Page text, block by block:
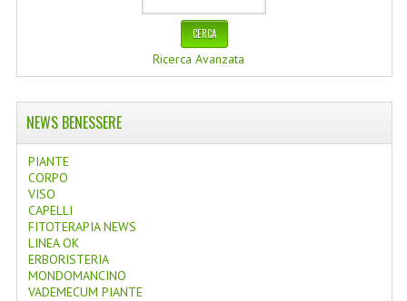
Ricerca Avanzata
NEWS BENESSERE
PIANTE
CORPO
VISO
CAPELLI
FITOTERAPIA NEWS
LINEA OK
ERBORISTERIA
MONDOMANCINO
VADEMECUM PIANTE